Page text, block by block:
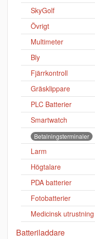
SkyGolf
Övrigt
Multimeter
Bly
Fjärrkontroll
Gräsklippare
PLC Batterier
Smartwatch
Betalningsterminaler
Larm
Högtalare
PDA batterier
Fotobatterier
Medicinsk utrustning
Batteriladdare